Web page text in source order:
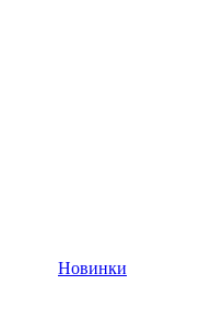
Новинки